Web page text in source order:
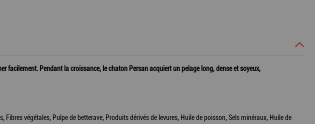
facilement. Pendant la croissance, le chaton Persan acquiert un pelage long, dense et soyeux,
végétales, Pulpe de betterave, Produits dérivés de levures, Huile de poisson, Sels minéraux, Huile de